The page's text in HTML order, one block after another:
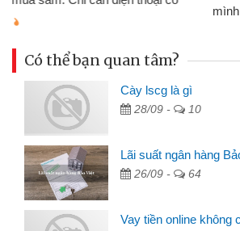
Có thể bạn quan tâm?
Cày lscg là gì
28/09 - 10
Lãi suất ngân hàng
26/09 - 64
Vay tiền online không